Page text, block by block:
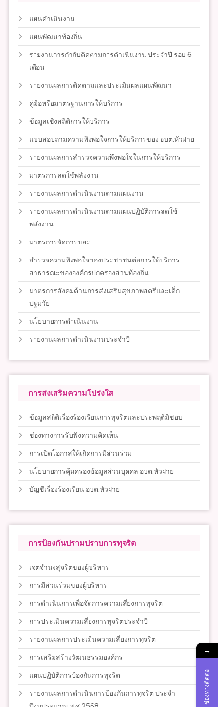
แผนดำเนินงาน
แผนพัฒนาท้องถิ่น
รายงานการกำกับติดตามการดำเนินงาน ประจำปี รอบ 6
เดือน
รายงานผลการติดตามและประเมินผลแผนพัฒนา
คู่มือหรือมาตรฐานการให้บริการ
ข้อมูลเชิงสถิติการให้บริการ
แบบสอบถามความพึงพอใจการให้บริการของ อบต.หัวฝาย
รายงานผลการสำรวจความพึงพอใจในการให้บริการ
มาตรการลดใช้พลังงาน
รายงานผลการดำเนินงานตามแผนงาน
รายงานผลการดำเนินงานตามแผนปฏิบัติการลดใช้
พลังงาน
มาตรการจัดการขยะ
สำรวจความพึงพอใจของประชาชนต่อการให้บริการ
สาธารณะขององค์กรปกครองส่วนท้องถิ่น
มาตรการสังคมด้านการส่งเสริมสุขภาพสตรีและเด็ก
ปฐมวัย
นโยบายการดำเนินงาน
รายงานผลการดำเนินงานประจำปี
การส่งเสริมความโปร่งใส
ข้อมูลสถิติเรื่องร้องเรียนการทุจริตและประพฤติมิชอบ
ช่องทางการรับฟังความคิดเห็น
การเปิดโอกาสให้เกิดการมีส่วนร่วม
นโยบายการคุ้มครองข้อมูลส่วนบุคคล อบต.หัวฝาย
บัญชีเรื่องร้องเรียน อบต.หัวฝาย
การป้องกันปรามปราบการทุจริต
เจตจำนงสุจริตของผู้บริหาร
การมีส่วนร่วมของผู้บริหาร
การดำเนินการเพื่อจัดการความเสี่ยงการทุจริต
การประเมินความเสี่ยงการทุจริตประจำปี
รายงานผลการประเมินความเสี่ยงการทุจริต
การเสริมสร้างวัฒนธรรมองค์กร
แผนปฏิบัติการป้องกันการทุจริต
รายงานผลการดำเนินการป้องกันการทุจริต ประจำ
→
ช่องทางติดต่อ